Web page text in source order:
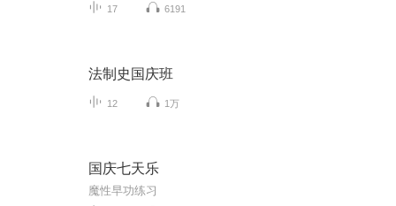
17 6191
法制史国庆班
12 1万
国庆七天乐
魔性早功练习